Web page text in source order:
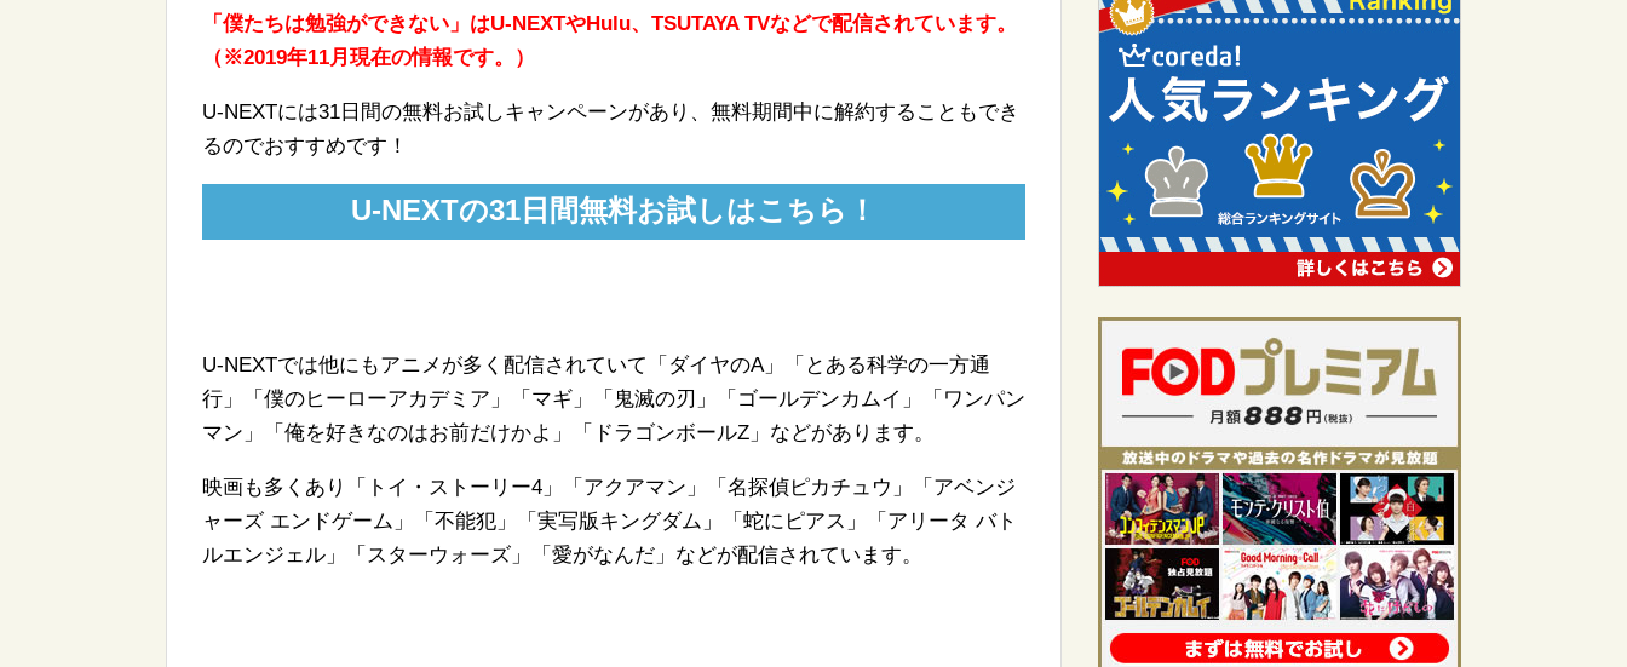
「僕たちは勉強ができない」はU-NEXTやHulu、TSUTAYA TVなどで配信されています。
（※2019年11月現在の情報です。）
U-NEXTには31日間の無料お試しキャンペーンがあり、無料期間中に解約することもでき
るのでおすすめです！
U-NEXTの31日間無料お試しはこちら！
U-NEXTでは他にもアニメが多く配信されていて「ダイヤのA」「とある科学の一方通
行」「僕のヒーローアカデミア」「マギ」「鬼滅の刃」「ゴールデンカムイ」「ワンパン
マン」「俺を好きなのはお前だけかよ」「ドラゴンボールZ」などがあります。
映画も多くあり「トイ・ストーリー4」「アクアマン」「名探偵ピカチュウ」「アベンジ
ャーズ エンドゲーム」「不能犯」「実写版キングダム」「蛇にピアス」「アリータ バト
ルエンジェル」「スターウォーズ」「愛がなんだ」などが配信されています。